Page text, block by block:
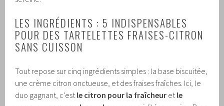
LES INGRÉDIENTS : 5 INDISPENSABLES
POUR DES TARTELETTES FRAISES-CITRON
SANS CUISSON
Tout repose sur cinq ingrédients simples : la base biscuitée,
une crème citron onctueuse, et des fraises fraîches. Ici, le
duo gagnant, c’est le citron pour la fraîcheur et le